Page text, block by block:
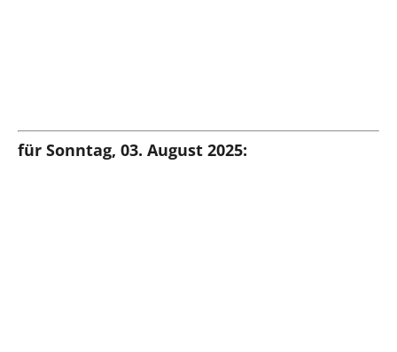
für Sonntag, 03. August 2025: